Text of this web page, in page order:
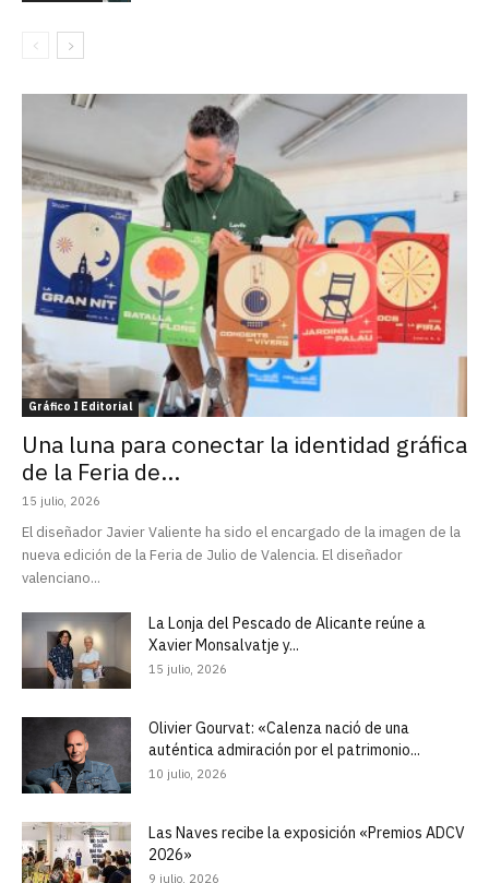
Gráfico I Editorial
Una luna para conectar la identidad gráfica
de la Feria de...
15 julio, 2026
El diseñador Javier Valiente ha sido el encargado de la imagen de la
nueva edición de la Feria de Julio de Valencia. El diseñador
valenciano...
La Lonja del Pescado de Alicante reúne a
Xavier Monsalvatje y...
15 julio, 2026
Olivier Gourvat: «Calenza nació de una
auténtica admiración por el patrimonio...
10 julio, 2026
Las Naves recibe la exposición «Premios ADCV
2026»
9 julio, 2026